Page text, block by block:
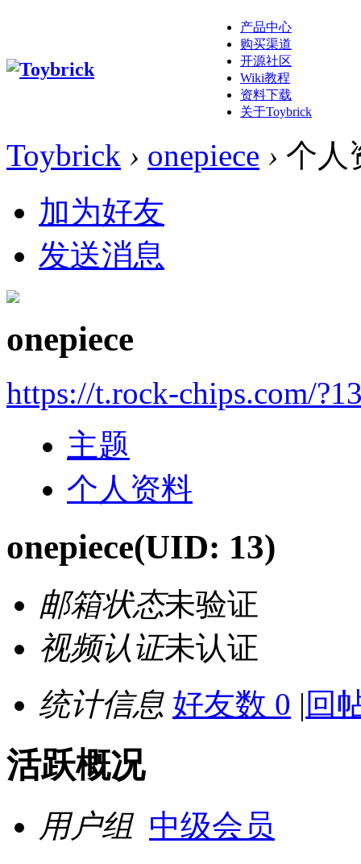
产品中心
购买渠道
开源社区
Wiki教程
资料下载
关于Toybrick
Toybrick › onepiece › 个人
加为好友
发送消息
onepiece
https://t.rock-chips.com/
主题
个人资料
onepiece(UID: 13)
邮箱状态未验证
视频认证未认证
统计信息 好友数 0 | 回
活跃概况
用户组 中级会员